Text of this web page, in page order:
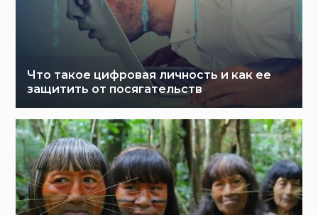
Что такое цифровая личность и как ее
защитить от посягательств